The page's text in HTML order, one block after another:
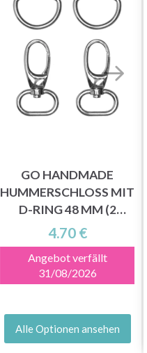
GO HANDMADE
HUMMERSCHLOSS MIT
D-RING 48 MM (2
STÜCK)
4.70 €
Angebot verfällt
31/08/2026
Alle Optionen ansehen